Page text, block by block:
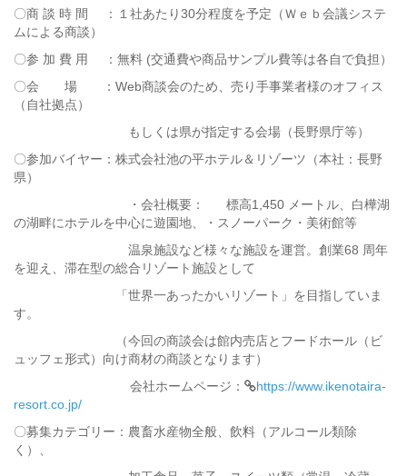
〇商 談 時 間 ：１社あたり30分程度を予定（Ｗｅｂ会議システ
ムによる商談）
〇参 加 費 用 ：無料 (交通費や商品サンプル費等は各自で負担）
〇会 場 ：Web商談会のため、売り手事業者様のオフィス
（自社拠点）
もしくは県が指定する会場（長野県庁等）
〇参加バイヤー：株式会社池の平ホテル＆リゾーツ（本社：長野
県）
・会社概要： 標高1,450 メートル、白樺湖
の湖畔にホテルを中心に遊園地、・スノーパーク・美術館等
温泉施設など様々な施設を運営。創業68 周年
を迎え、滞在型の総合リゾート施設として
「世界一あったかいリゾート」を目指していま
す。
（今回の商談会は館内売店とフードホール（ビ
ュッフェ形式）向け商材の商談となります）
会社ホームページ：
https://www.ikenotaira-
resort.co.jp/
〇募集カテゴリー：農畜水産物全般、飲料（アルコール類除
く）、